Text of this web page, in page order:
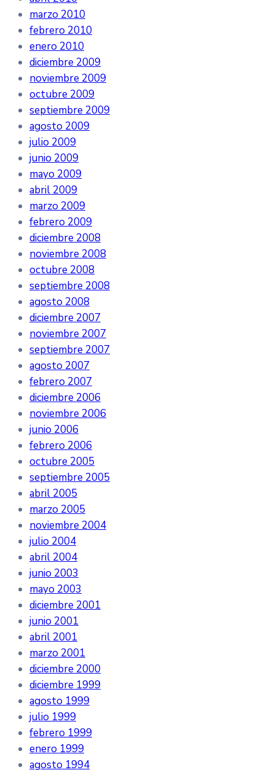
marzo 2010
febrero 2010
enero 2010
diciembre 2009
noviembre 2009
octubre 2009
septiembre 2009
agosto 2009
julio 2009
junio 2009
mayo 2009
abril 2009
marzo 2009
febrero 2009
diciembre 2008
noviembre 2008
octubre 2008
septiembre 2008
agosto 2008
diciembre 2007
noviembre 2007
septiembre 2007
agosto 2007
febrero 2007
diciembre 2006
noviembre 2006
junio 2006
febrero 2006
octubre 2005
septiembre 2005
abril 2005
marzo 2005
noviembre 2004
julio 2004
abril 2004
junio 2003
mayo 2003
diciembre 2001
junio 2001
abril 2001
marzo 2001
diciembre 2000
diciembre 1999
agosto 1999
julio 1999
febrero 1999
enero 1999
agosto 1994